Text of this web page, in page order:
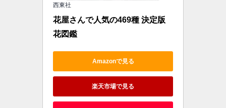
西東社
花屋さんで人気の469種 決定版
花図鑑
Amazonで見る
楽天市場で見る